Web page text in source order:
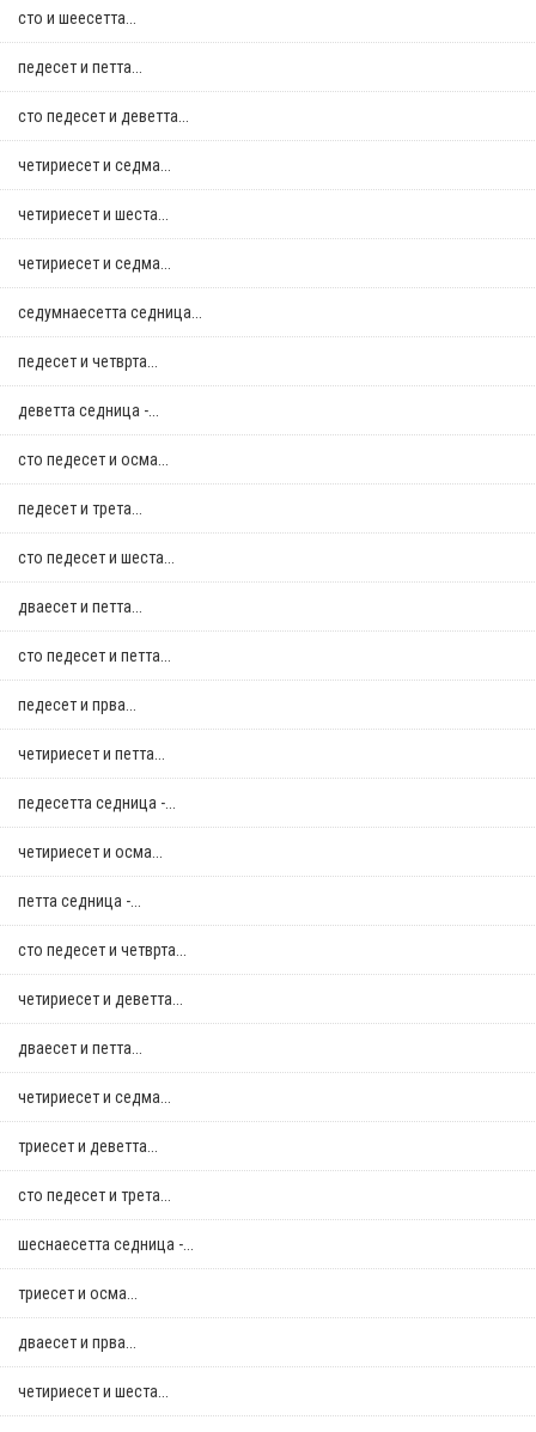
сто и шеесетта...
педесет и петта...
сто педесет и деветта...
четириесет и седма...
четириесет и шеста...
четириесет и седма...
седумнаесетта седница...
педесет и четврта...
деветта седница -...
сто педесет и осма...
педесет и трета...
сто педесет и шеста...
дваесет и петта...
сто педесет и петта...
педесет и прва...
четириесет и петта...
педесетта седница -...
четириесет и осма...
петта седница -...
сто педесет и четврта...
четириесет и деветта...
дваесет и петта...
четириесет и седма...
триесет и деветта...
сто педесет и трета...
шеснаесетта седница -...
триесет и осма...
дваесет и прва...
четириесет и шеста...